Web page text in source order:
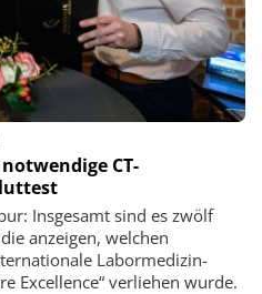
CT-
Insgesamt sind es zwölf
anzeigen, welchen
Labormedizin-
Excellence“ verliehen wurde.